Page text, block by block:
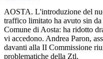
AOSTA. L'introduzione del
traffico limitato ha avuto sin
Comune di Aosta: ha ridotto
vi accedono. Andrea Paron,
davanti alla II Commissione
problematiche della Ztl.